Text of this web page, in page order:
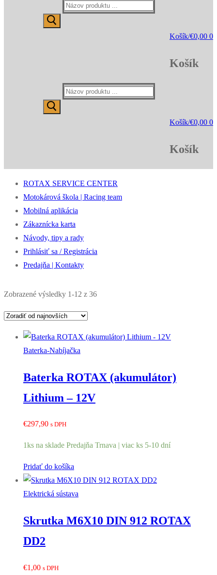
Hľadať:
Košík/€0,00 0
Košík
Hľadať:
Košík/€0,00 0
Košík
ROTAX SERVICE CENTER
Motokárová škola | Racing team
Mobilná aplikácia
Zákaznícka karta
Návody, tipy a rady
Prihlásiť sa / Registrácia
Predajňa | Kontakty
Zobrazené výsledky 1-12 z 36Zoradené
Baterka-Nabíjačka
Baterka ROTAX (akumulátor)
Lithium – 12V
€297,90 s DPH
1ks na sklade Predajňa Trnava | viac ks 5-10 dní
Pridať do košíka
Elektrická sústava
Skrutka M6X10 DIN 912 ROTAX
DD2
€1,00 s DPH